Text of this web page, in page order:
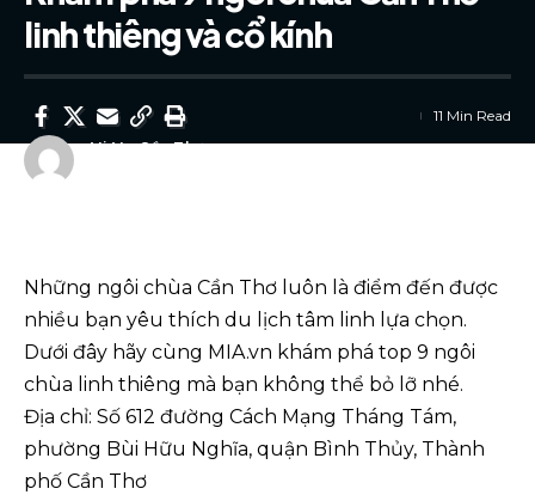
linh thiêng và cổ kính
Last updated: 15 Tháng 8, 2025 5:09 chiều
ByVi Vu Cần Thơ
11 Min Read
Những ngôi chùa Cần Thơ luôn là điểm đến được
nhiều bạn yêu thích du lịch tâm linh lựa chọn.
Dưới đây hãy cùng MIA.vn khám phá top 9 ngôi
chùa linh thiêng mà bạn không thể bỏ lỡ nhé.
Địa chỉ: Số 612 đường Cách Mạng Tháng Tám,
phường Bùi Hữu Nghĩa, quận Bình Thủy, Thành
phố Cần Thơ